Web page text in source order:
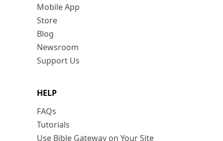
Mobile App
Store
Blog
Newsroom
Support Us
HELP
FAQs
Tutorials
Use Bible Gateway on Your Site